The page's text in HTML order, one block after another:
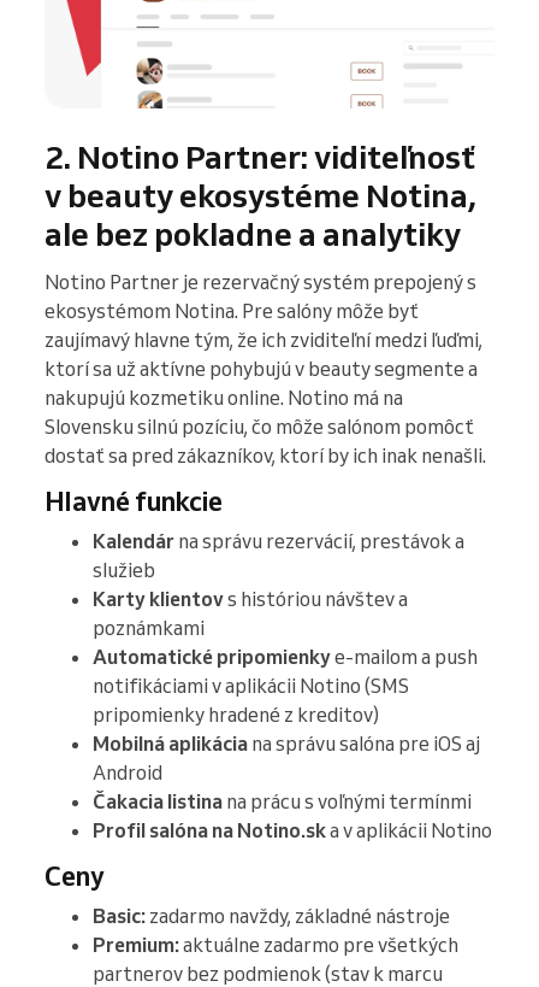
2. Notino Partner: viditeľnosť
v beauty ekosystéme Notina,
ale bez pokladne a analytiky
Notino Partner je rezervačný systém prepojený s
ekosystémom Notina. Pre salóny môže byť
zaujímavý hlavne tým, že ich zviditeľní medzi ľuďmi,
ktorí sa už aktívne pohybujú v beauty segmente a
nakupujú kozmetiku online. Notino má na
Slovensku silnú pozíciu, čo môže salónom pomôcť
dostať sa pred zákazníkov, ktorí by ich inak nenašli.
Hlavné funkcie
Kalendár na správu rezervácií, prestávok a
služieb
Karty klientovs históriou návštev a
poznámkami
Automatické pripomienkye-mailom a push
notifikáciami v aplikácii Notino (SMS
pripomienky hradené z kreditov)
Mobilná aplikácia na správu salóna pre iOS aj
Android
Čakacia listina na prácu s voľnými termínmi
Profil salóna na Notino.ska v aplikácii Notino
Ceny
Basic: zadarmo navždy, základné nástroje
Premium:aktuálne zadarmo pre všetkých
partnerov bez podmienok (stav k marcu